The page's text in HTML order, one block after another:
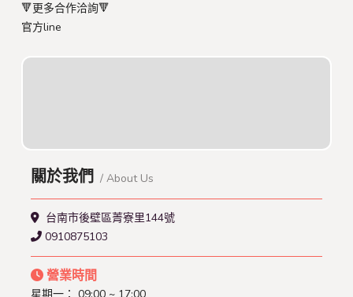
🔻更多合作洽詢🔻
官方line
關於我們 / About Us
台南市後壁區菁寮里144號
0910875103
營業時間